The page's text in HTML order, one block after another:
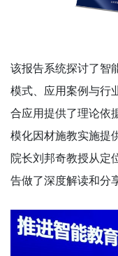
该报告系统探讨了智
模式、应用案例与行
合应用提供了理论依
模化因材施教实施提
院长刘邦奇教授从定
告做了深度解读和分